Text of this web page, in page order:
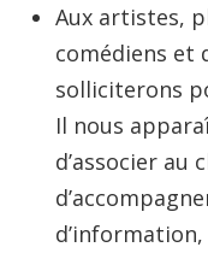
Aux artistes,
comédiens et
solliciterons
Il nous
d’associer